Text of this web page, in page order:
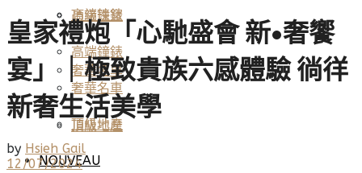
高端鐘錶
奢華名車
頂級地產
頂級珠寶
高端鐘錶
奢華名車
頂級地產
NOUVEAU
皇家禮炮「心馳盛會 新•奢饗
宴」｜極致貴族六感體驗 徜徉
新奢生活美學
by Hsieh Gail
12/07/2024